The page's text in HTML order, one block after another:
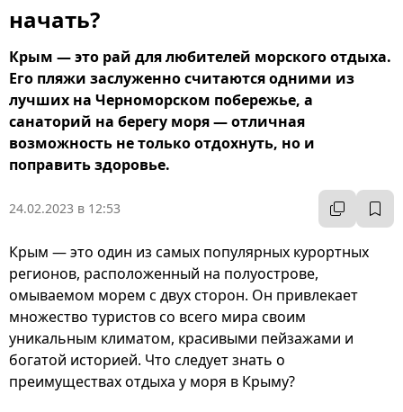
начать?
Крым — это рай для любителей морского отдыха.
Его пляжи заслуженно считаются одними из
лучших на Черноморском побережье, а
санаторий на берегу моря — отличная
возможность не только отдохнуть, но и
поправить здоровье.
24.02.2023 в 12:53
Крым — это один из самых популярных курортных
регионов, расположенный на полуострове,
омываемом морем с двух сторон. Он привлекает
множество туристов со всего мира своим
уникальным климатом, красивыми пейзажами и
богатой историей. Что следует знать о
преимуществах отдыха у моря в Крыму?